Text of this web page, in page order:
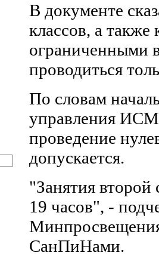
В документе
классов, а также
ограниченными
проводиться
По словам
управления
проведение
допускается.
"Занятия второй
19 часов", -
СанПиНами.